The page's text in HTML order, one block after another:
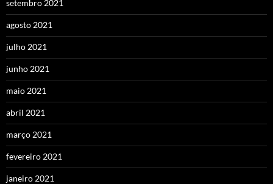
setembro 2021
agosto 2021
julho 2021
junho 2021
maio 2021
abril 2021
março 2021
fevereiro 2021
janeiro 2021